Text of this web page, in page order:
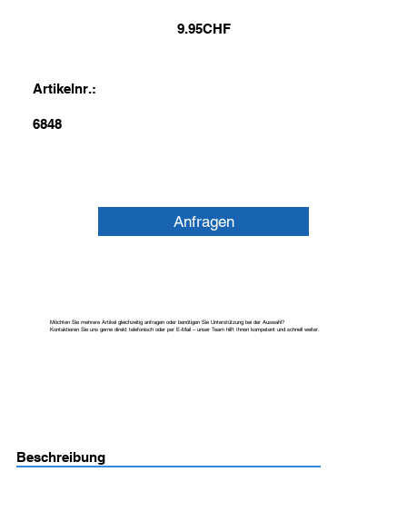
9.95CHF
Artikelnr.:
6848
Anfragen
Möchten Sie mehrere Artikel gleichzeitig anfragen oder benötigen Sie Unterstützung bei der Auswahl?
Kontaktieren Sie uns gerne direkt telefonisch oder per E-Mail – unser Team hilft Ihnen kompetent und schnell weiter.
Beschreibung